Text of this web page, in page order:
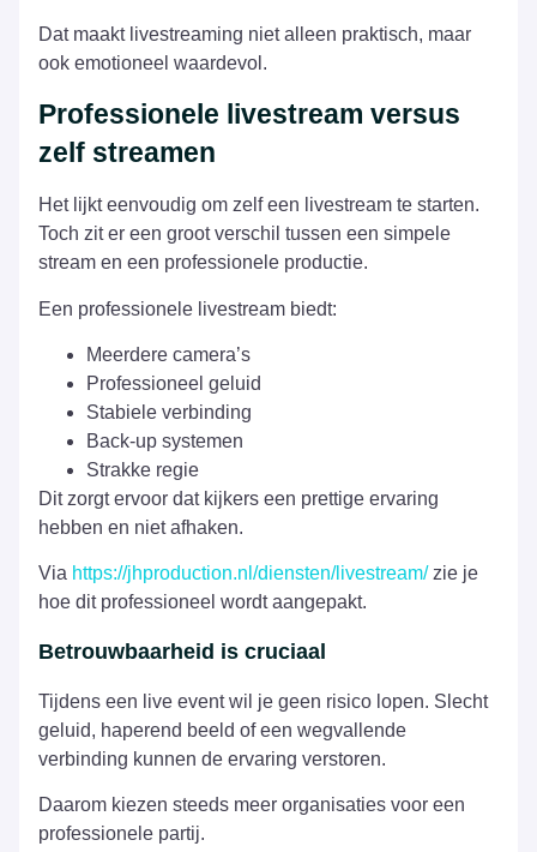
Dat maakt livestreaming niet alleen praktisch, maar
ook emotioneel waardevol.
Professionele livestream versus
zelf streamen
Het lijkt eenvoudig om zelf een livestream te starten.
Toch zit er een groot verschil tussen een simpele
stream en een professionele productie.
Een professionele livestream biedt:
Meerdere camera’s
Professioneel geluid
Stabiele verbinding
Back-up systemen
Strakke regie
Dit zorgt ervoor dat kijkers een prettige ervaring
hebben en niet afhaken.
Via https://jhproduction.nl/diensten/livestream/zie je
hoe dit professioneel wordt aangepakt.
Betrouwbaarheid is cruciaal
Tijdens een live event wil je geen risico lopen. Slecht
geluid, haperend beeld of een wegvallende
verbinding kunnen de ervaring verstoren.
Daarom kiezen steeds meer organisaties voor een
professionele partij.